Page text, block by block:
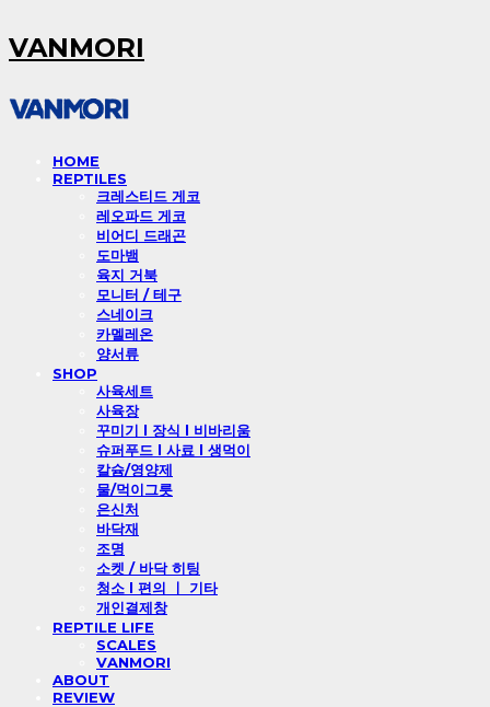
VANMORI
HOME
REPTILES
크레스티드 게코
레오파드 게코
비어디 드래곤
도마뱀
육지 거북
모니터 / 테구
스네이크
카멜레온
양서류
SHOP
사육세트
사육장
꾸미기 l 장식 l 비바리움
슈퍼푸드 l 사료 l 생먹이
칼슘/영양제
물/먹이그릇
은신처
바닥재
조명
소켓 / 바닥 히팅
청소 l 편의 ㅣ 기타
개인결제창
REPTILE LIFE
SCALES
VANMORI
ABOUT
REVIEW